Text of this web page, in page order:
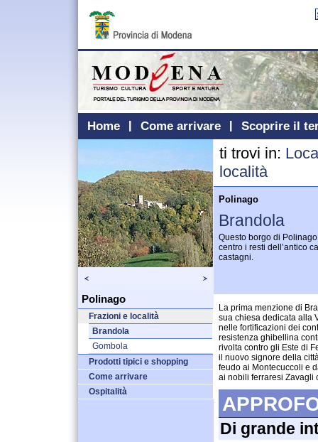
Home Come arrivare Scoprire il
Polinago
Frazioni e località
Brandola
Gombola
Prodotti tipici e shopping
Come arrivare
Ospitalità
ti trovi in:
località
Polinago
Brandola
Questo borgo di
centro i resti dell’antico
castagni.
La prima menzione di
sua chiesa dedicata alla
nelle fortificazioni dei
resistenza ghibellina
rivolta contro gli Este di
il nuovo signore della
feudo ai Montecuccoli e
ai nobili ferraresi Zavagli
Di grande